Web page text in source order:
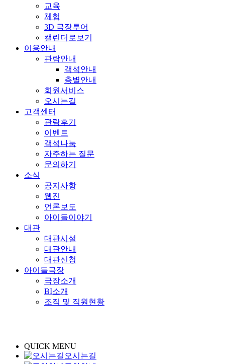
교육
체험
3D 극장투어
캘린더로보기
이용안내
관람안내
객석안내
층별안내
회원서비스
오시는길
고객센터
관람후기
이벤트
객석나눔
자주하는 질문
문의하기
소식
공지사항
웹진
언론보도
아이들이야기
대관
대관시설
대관안내
대관신청
아이들극장
극장소개
BI소개
조직 및 직원현황
QUICK MENU
오시는길